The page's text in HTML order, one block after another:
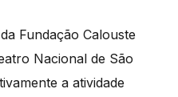
Fundação Calouste
Nacional de São
a atividade